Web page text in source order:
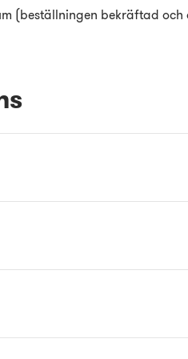
(beställningen bekräftad och